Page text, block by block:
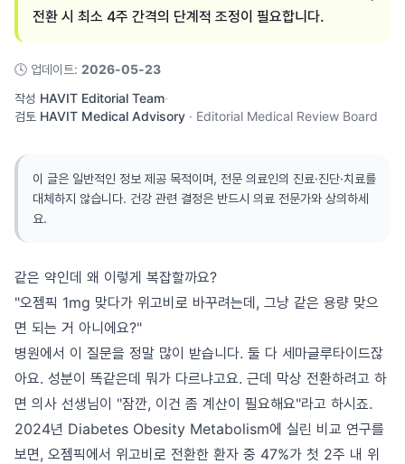
전환 시 최소 4주 간격의 단계적 조정이 필요합니다.
🕓 업데이트: 2026-05-23
작성 HAVIT Editorial Team·
검토 HAVIT Medical Advisory · Editorial Medical Review Board
이 글은 일반적인 정보 제공 목적이며, 전문 의료인의 진료·진단·치료를
대체하지 않습니다. 건강 관련 결정은 반드시 의료 전문가와 상의하세
요.
같은 약인데 왜 이렇게 복잡할까요?
"오젬픽 1mg 맞다가 위고비로 바꾸려는데, 그냥 같은 용량 맞으
면 되는 거 아니에요?"
병원에서 이 질문을 정말 많이 받습니다. 둘 다 세마글루타이드잖
아요. 성분이 똑같은데 뭐가 다르냐고요. 근데 막상 전환하려고 하
면 의사 선생님이 "잠깐, 이건 좀 계산이 필요해요"라고 하시죠.
2024년 Diabetes Obesity Metabolism에 실린 비교 연구를
보면, 오젬픽에서 위고비로 전환한 환자 중 47%가 첫 2주 내 위